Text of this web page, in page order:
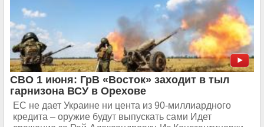
СВО 1 июня: ГрВ «Восток» заходит в тыл
гарнизона ВСУ в Орехове
ЕС не дает Украине ни цента из 90-миллиардного
кредита – оружие будут выпускать сами Идет